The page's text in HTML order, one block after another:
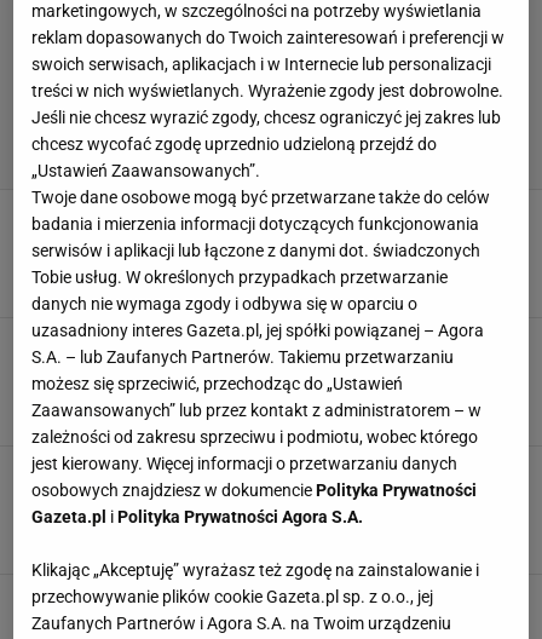
Dlaczego odchudzając się, trzeba jeść produkty
z wysoką zawartością błonnika? Jest kilka
powodów
MATERIAŁ PROMOCYJNY PR
Khloe Kardashian przeszła na nową dietę.
Wygląda lepiej niż kiedykolwiek wcześniej! Oto
szczegóły
MATERIAŁ PROMOCYJNY PR
Dieta alkaliczna to doskonały sposób na
odkwaszenie organizmu. Przy okazji zrzucisz
zbędne kilogramy
Jak zrzucić na wadze, chorując na cukrzyce?
Bezpieczne diety odchudzające dla diabetyków
marketingowych, w szczególności na potrzeby wyświetlania
reklam dopasowanych do Twoich zainteresowań i preferencji w
swoich serwisach, aplikacjach i w Internecie lub personalizacji
treści w nich wyświetlanych. Wyrażenie zgody jest dobrowolne.
Jeśli nie chcesz wyrazić zgody, chcesz ograniczyć jej zakres lub
chcesz wycofać zgodę uprzednio udzieloną przejdź do
„Ustawień Zaawansowanych”.
Twoje dane osobowe mogą być przetwarzane także do celów
badania i mierzenia informacji dotyczących funkcjonowania
serwisów i aplikacji lub łączone z danymi dot. świadczonych
Tobie usług. W określonych przypadkach przetwarzanie
danych nie wymaga zgody i odbywa się w oparciu o
uzasadniony interes Gazeta.pl, jej spółki powiązanej – Agora
S.A. – lub Zaufanych Partnerów. Takiemu przetwarzaniu
możesz się sprzeciwić, przechodząc do „Ustawień
Zaawansowanych” lub przez kontakt z administratorem – w
zależności od zakresu sprzeciwu i podmiotu, wobec którego
jest kierowany. Więcej informacji o przetwarzaniu danych
osobowych znajdziesz w dokumenciePolityka Prywatności
Gazeta.pl iPolityka Prywatności Agora S.A.
Klikając „Akceptuję” wyrażasz też zgodę na zainstalowanie i
przechowywanie plików cookie Gazeta.pl sp. z o.o., jej
Zaufanych Partnerów i Agora S.A. na Twoim urządzeniu